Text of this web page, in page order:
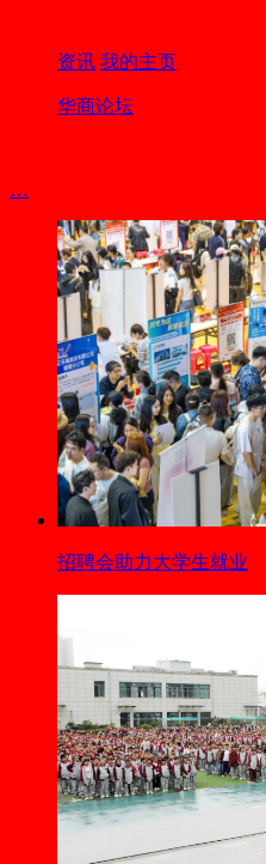
资讯 我的主页
华商论坛
…
招聘会助力大学生就业